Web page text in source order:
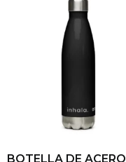
BOTELLA DE ACERO